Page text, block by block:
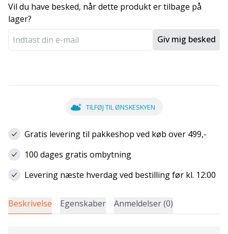
Vil du have besked, når dette produkt er tilbage på
lager?
Giv mig besked
TILFØJ TIL ØNSKESKYEN
Gratis levering til pakkeshop ved køb over 499,-
100 dages gratis ombytning
Levering næste hverdag ved bestilling før kl. 12:00
Beskrivelse Egenskaber Anmeldelser (0)